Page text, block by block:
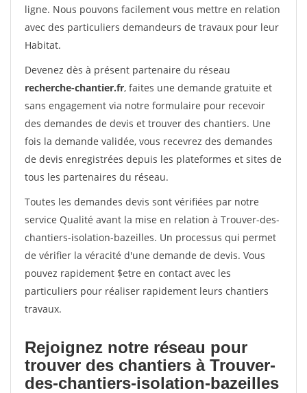
ligne. Nous pouvons facilement vous mettre en relation
avec des particuliers demandeurs de travaux pour leur
Habitat.
Devenez dès à présent partenaire du réseau
recherche-chantier.fr, faites une demande gratuite et
sans engagement via notre formulaire pour recevoir
des demandes de devis et trouver des chantiers. Une
fois la demande validée, vous recevrez des demandes
de devis enregistrées depuis les plateformes et sites de
tous les partenaires du réseau.
Toutes les demandes devis sont vérifiées par notre
service Qualité avant la mise en relation à Trouver-des-
chantiers-isolation-bazeilles. Un processus qui permet
de vérifier la véracité d'une demande de devis. Vous
pouvez rapidement $etre en contact avec les
particuliers pour réaliser rapidement leurs chantiers
travaux.
Rejoignez notre réseau pour
trouver des chantiers à Trouver-
des-chantiers-isolation-bazeilles